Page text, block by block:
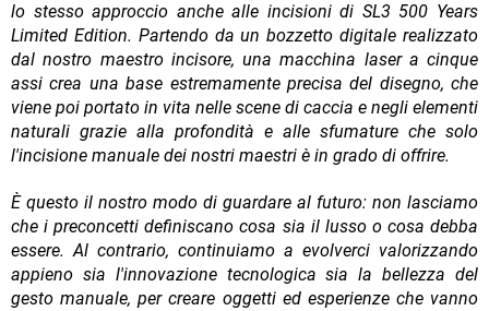
lo stesso approccio anche alle incisioni di SL3 500 Years
Limited Edition. Partendo da un bozzetto digitale realizzato
dal nostro maestro incisore, una macchina laser a cinque
assi crea una base estremamente precisa del disegno, che
viene poi portato in vita nelle scene di caccia e negli elementi
naturali grazie alla profondità e alle sfumature che solo
l'incisione manuale dei nostri maestri è in grado di offrire.
È questo il nostro modo di guardare al futuro: non lasciamo
che i preconcetti definiscano cosa sia il lusso o cosa debba
essere. Al contrario, continuiamo a evolverci valorizzando
appieno sia l'innovazione tecnologica sia la bellezza del
gesto manuale, per creare oggetti ed esperienze che vanno